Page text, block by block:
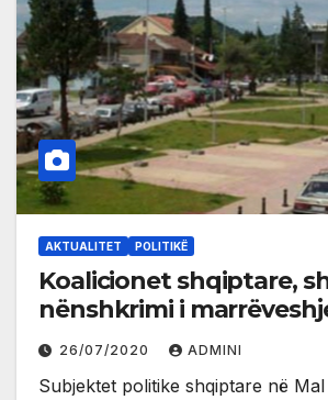
AKTUALITET POLITIKË
Koalicionet shqiptare,
nënshkrimi i
26/07/2020 ADMINI
Subjektet politike shqiptare në Mal